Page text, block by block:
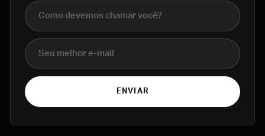
Nome completo
E-mail
ENVIAR